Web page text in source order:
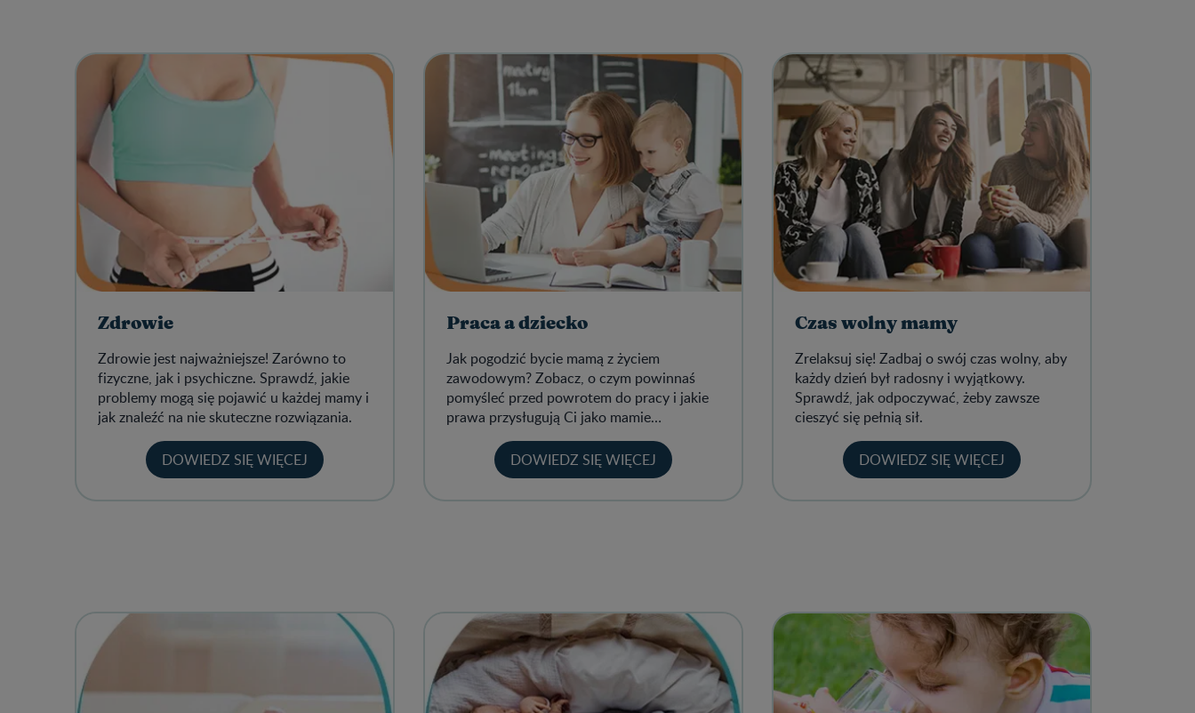
Zdrowie
Zdrowie jest najważniejsze! Zarówno to
fizyczne, jak i psychiczne. Sprawdź, jakie
problemy mogą się pojawić u każdej mamy i
jak znaleźć na nie skuteczne rozwiązania.
DOWIEDZ SIĘ WIĘCEJ
Praca a dziecko
Jak pogodzić bycie mamą z życiem
zawodowym? Zobacz, o czym powinnaś
pomyśleć przed powrotem do pracy i jakie
prawa przysługują Ci jako mamie
pracującej.
DOWIEDZ SIĘ WIĘCEJ
Czas wolny mamy
Zrelaksuj się! Zadbaj o swój czas wolny, aby
każdy dzień był radosny i wyjątkowy.
Sprawdź, jak odpoczywać, żeby zawsze
cieszyć się pełnią sił.
DOWIEDZ SIĘ WIĘCEJ